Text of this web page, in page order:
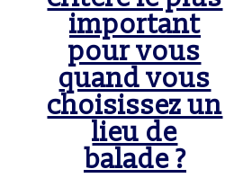
important
pour vous
quand vous
choisissez un
lieu de
balade ?